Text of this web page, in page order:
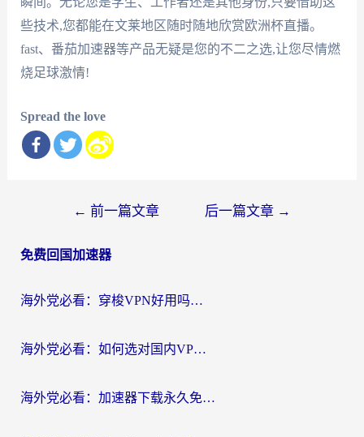
些技术,您都能在文莱地区随时随地欣赏欧洲杯直播。
fast、番茄加速器等产品无疑是您的不二之选,让您尽情燃
烧足球激情!
Spread the love
导
← 前一篇文章 后一篇文章 →
免费回国加速器
海外党必看：穿梭VPN好用吗？和云帆VPN对比哪个回国效果更好？附真实测评+避坑指南
海外党必看：如何选对国内VPN，实现无缝访问国内资源？
海外党必看：加速器下载永久免费版真的存在吗？教你无缝访问国内资源的正确姿势